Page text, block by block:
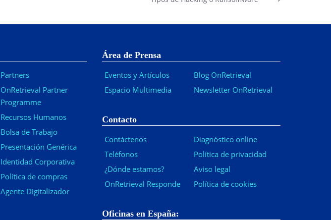
Partners
OnRetrieval Partner
Programme
Recursos Humanos
Bolsa de Trabajo
Presentación Genérica
Identidad Corporativa
Política de compras
Agente Digitalizador
Área de Prensa
Eventos y Artículos
Espacio Multimedia
Blog OnRetrieval
Newsletter OnRetrieval
Contacto
Contáctenos
Teléfonos
¿Dónde estamos?
OnRetrieval Responde
Diagnóstico online
Política de privacidad
Aviso legal
Política de cookies
Oficinas en España: